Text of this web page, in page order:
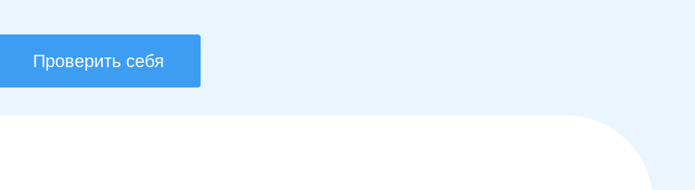
Проверить себя